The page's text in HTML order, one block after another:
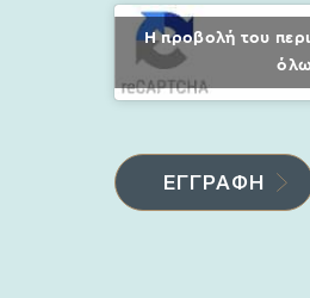
Η προβολή του